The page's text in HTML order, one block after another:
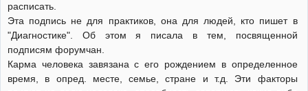
расписать.
Эта подпись не для практиков, она для людей, кто пишет в
"Диагностике". Об этом я писала в тем, посвященной
подписям форумчан.
Карма человека завязана с его рождением в определенное
время, в опред. месте, семье, стране и т.д. Эти факторы